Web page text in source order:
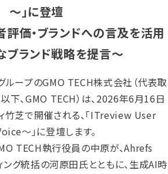
～」に登壇
評価・ブランドへの言及を活用
ブランド戦略を提言～
ループのGMO TECH株式会社（代表取
、GMO TECH）は、2026年6月16日
竹芝で開催される、「ITreview User
～」に登壇します。
TECH執行役員の中原が、Ahrefs
グ統括の河原田氏とともに、生成AI時